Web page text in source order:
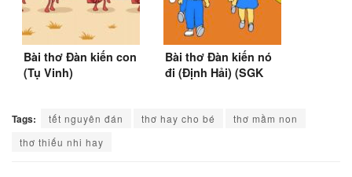
Bài thơ Đàn kiến con
(Tụ Vinh)
Bài thơ Đàn kiến nó
đi (Định Hải) (SGK
Tags: tết nguyên đán thơ hay cho bé
thơ mầm non
thơ thiếu nhi hay